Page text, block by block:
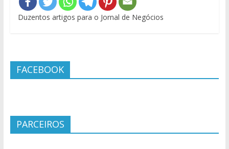
Duzentos artigos para o Jornal de Negócios
FACEBOOK
PARCEIROS